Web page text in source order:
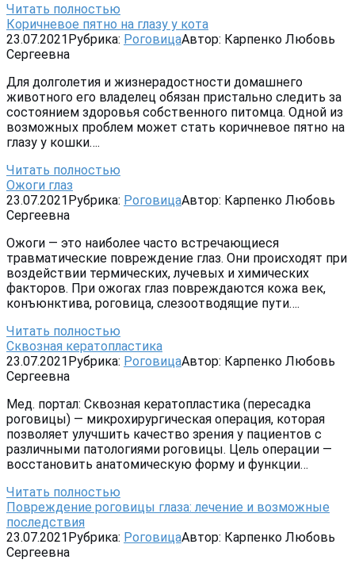
Читать полностью
Коричневое пятно на глазу у кота
23.07.2021Рубрика: РоговицаАвтор: Карпенко Любовь
Сергеевна
Для долголетия и жизнерадостности домашнего
животного его владелец обязан пристально следить за
состоянием здоровья собственного питомца. Одной из
возможных проблем может стать коричневое пятно на
глазу у кошки….
Читать полностью
Ожоги глаз
23.07.2021Рубрика: РоговицаАвтор: Карпенко Любовь
Сергеевна
Ожоги — это наиболее часто встречающиеся
травматические повреждение глаз. Они происходят при
воздействии термических, лучевых и химических
факторов. При ожогах глаз повреждаются кожа век,
конъюнктива, роговица, слезоотводящие пути….
Читать полностью
Сквозная кератопластика
23.07.2021Рубрика: РоговицаАвтор: Карпенко Любовь
Сергеевна
Мед. портал: Сквозная кератопластика (пересадка
роговицы) — микрохирургическая операция, которая
позволяет улучшить качество зрения у пациентов с
различными патологиями роговицы. Цель операции —
восстановить анатомическую форму и функции…
Читать полностью
Повреждение роговицы глаза: лечение и возможные
последствия
23.07.2021Рубрика: РоговицаАвтор: Карпенко Любовь
Сергеевна